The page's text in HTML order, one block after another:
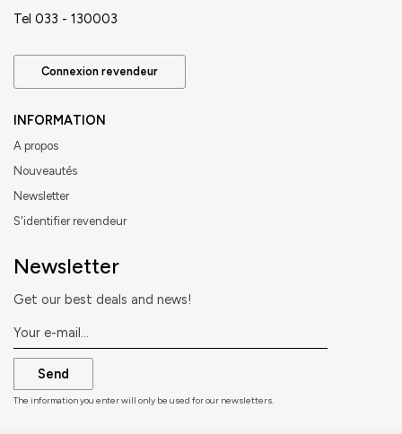
Tel 033 - 130003
Connexion revendeur
INFORMATION
A propos
Nouveautés
Newsletter
S'identifier revendeur
Newsletter
Get our best deals and news!
Send
The information you enter will only be used for our newsletters.